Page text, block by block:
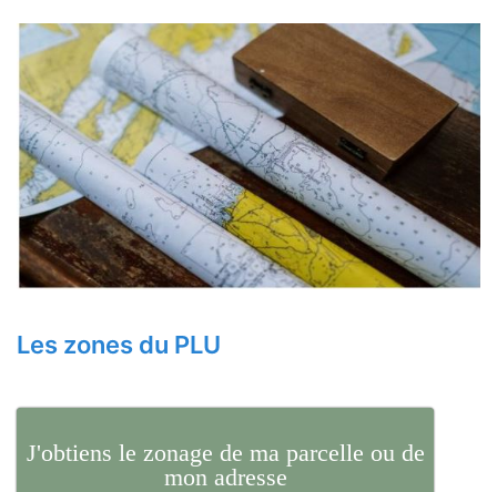
Les zones du PLU
J'obtiens le zonage de ma parcelle ou de
mon adresse